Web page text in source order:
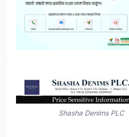
Shasha Denims PLC